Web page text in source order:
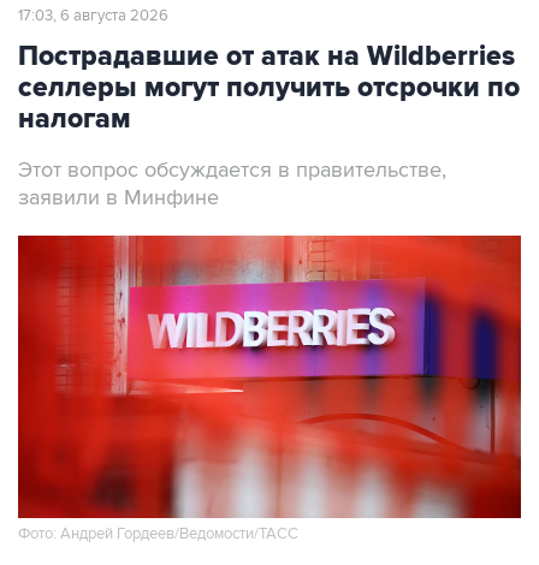
17:03, 6 августа 2026
Пострадавшие от атак на Wildberries
селлеры могут получить отсрочки по
налогам
Этот вопрос обсуждается в правительстве,
заявили в Минфине
Фото: Андрей Гордеев/Ведомости/ТАСС